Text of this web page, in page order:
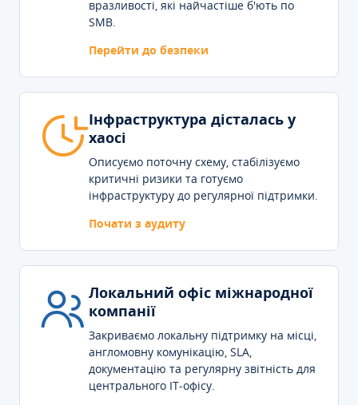
вразливості, які найчастіше б'ють по
SMB.
Перейти до безпеки
Інфраструктура дісталась у
хаосі
Описуємо поточну схему, стабілізуємо
критичні ризики та готуємо
інфраструктуру до регулярної підтримки.
Почати з аудиту
Локальний офіс міжнародної
компанії
Закриваємо локальну підтримку на місці,
англомовну комунікацію, SLA,
документацію та регулярну звітність для
центрального IT-офісу.